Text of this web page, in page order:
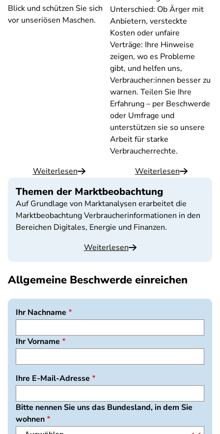
Blick und schützen Sie sich
vor unseriösen Maschen.
Weiterlesen
Unterschied: Ob Ärger mit
Anbietern, versteckte
Kosten oder unfaire
Verträge: Ihre Hinweise
zeigen, wo es Probleme
gibt, und helfen uns,
Verbraucher:innen besser zu
warnen. Teilen Sie Ihre
Erfahrung – per Beschwerde
oder Umfrage und
unterstützen sie so unsere
Arbeit für starke
Verbraucherrechte.
Weiterlesen
Themen der Marktbeobachtung
Auf Grundlage von Marktanalysen erarbeitet die
Marktbeobachtung Verbraucherinformationen in den
Bereichen Digitales, Energie und Finanzen.
Weiterlesen
Allgemeine Beschwerde einreichen
Ihr Nachname
Ihr Vorname
Ihre E-Mail-Adresse
Bitte nennen Sie uns das Bundesland, in dem Sie
wohnen